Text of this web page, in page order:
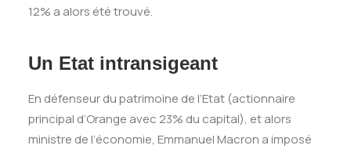
12% a alors été trouvé.
Un Etat intransigeant
En défenseur du patrimoine de l’Etat (actionnaire
principal d’Orange avec 23% du capital), et alors
ministre de l’économie, Emmanuel Macron a imposé